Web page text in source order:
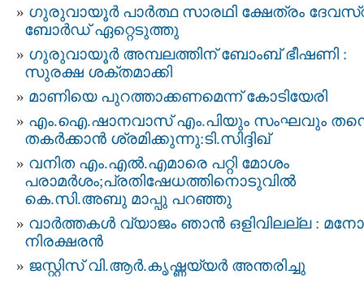
ഗുരുവായൂര്‍ പാർത്ഥ സാരഥി ക്ഷേത്രം
ബോര്‍ഡ് ഏറ്റെടുത്തു
ഗുരുവായൂര്‍ അമ്പലത്തിന് ബോംബ് ഭീഷണി :
സുരക്ഷ ശക്തമാക്കി
മാണിയെ പുറത്താക്കണമെന്ന് കോടിയേരി
എം.ഐ.ഷാനവാസ് എം.പിയും സംഘവും
തകര്‍ക്കാന്‍ ശ്രമിക്കുന്നു:ടി.സിദ്ദിഖ്
വനിത എം.എല്‍.എമാരെ പറ്റി മോശം
പരാമര്‍ശം;പ്രതിഷേധത്തിനൊടുവില്‍
കെ.സി.അബു മാപ്പു പറഞ്ഞു
വാര്‍ത്തകള്‍ വ്യാജം ഞാന്‍ ഒളിവിലല്ല :
നിരക്ഷരന്‍
ജസ്റ്റിസ് വി.ആര്‍.കൃഷ്ണയ്യര്‍ അന്തരിച്ചു